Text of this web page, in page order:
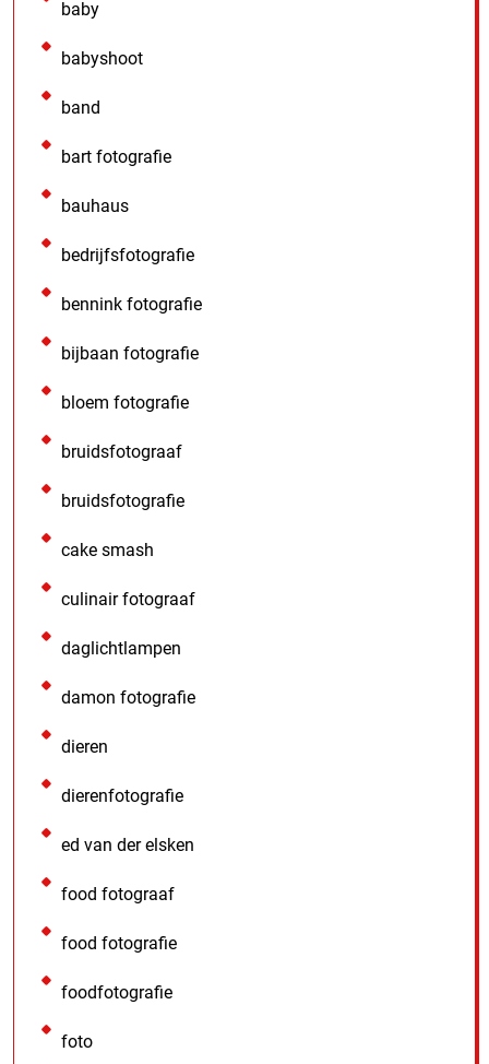
baby
babyshoot
band
bart fotografie
bauhaus
bedrijfsfotografie
bennink fotografie
bijbaan fotografie
bloem fotografie
bruidsfotograaf
bruidsfotografie
cake smash
culinair fotograaf
daglichtlampen
damon fotografie
dieren
dierenfotografie
ed van der elsken
food fotograaf
food fotografie
foodfotografie
foto